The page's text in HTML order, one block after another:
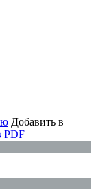
Добавить в
PDF